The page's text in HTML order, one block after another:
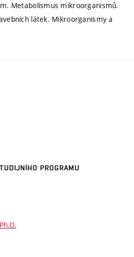
Metabolismus mikroorganismů.
látek. Mikroorganismy a
PROGRAMU